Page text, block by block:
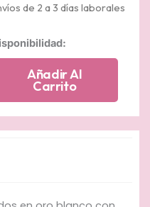
de 2 a 3 días laborales
Añadir Al
Carrito